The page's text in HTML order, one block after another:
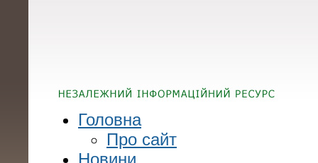
Головна
Про сайт
Новини